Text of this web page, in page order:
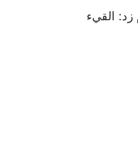
زد: القيء